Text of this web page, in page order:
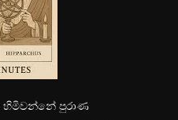
හිමිවන්නේ පුරාණ